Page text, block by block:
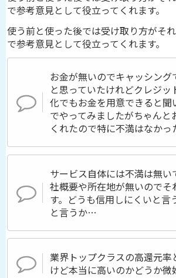
で参考意見として役立ってくれます。
使う前と使った後では受け取り方がそ
で参考意見として役立ってくれます。
お金が無いのでキャッシング
と思っていたけれどクレジッ
化でもお金を用意できると聞
でやってみましたがちゃんと
くれたので特に不満はなかっ
サービス自体には不満は無い
社概要や所在地が無いのでそ
す。どうも信用しにくいと言
と言うか…
業界トップクラスの高還元率
けど本当に高いのかどうか微